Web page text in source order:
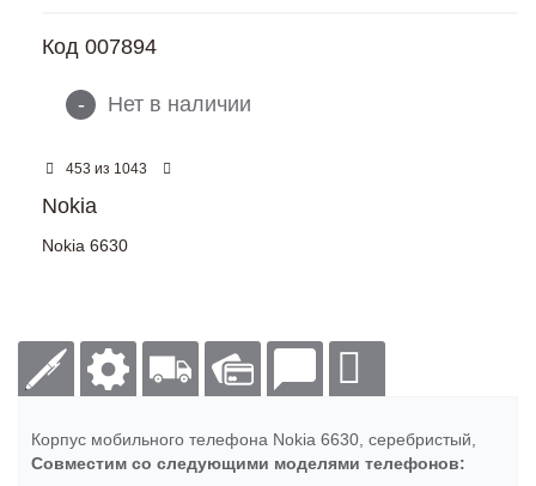
Код 007894
- Нет в наличии
453 из 1043
Nokia
Nokia 6630
Корпус мобильного телефона Nokia 6630, серебристый,
Совместим со следующими моделями телефонов: